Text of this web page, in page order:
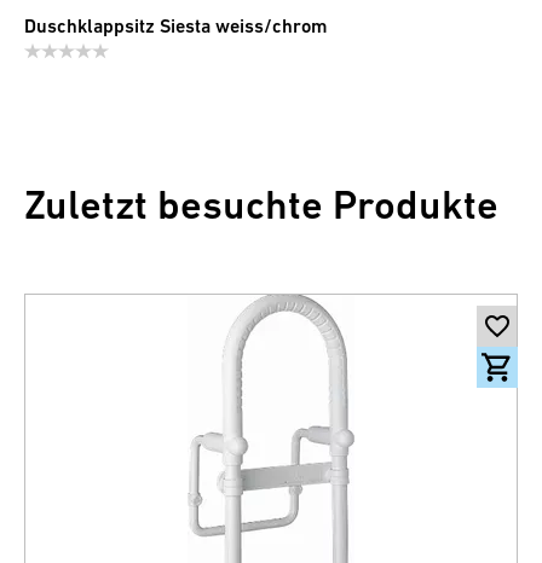
Duschklappsitz Siesta weiss/chrom
Zuletzt besuchte Produkte